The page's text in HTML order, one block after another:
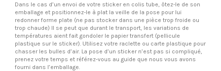
Dans le cas d’un envoi de votre sticker en colis tube, ôtez-le de son
emballage et positionnez-le à plat la veille de la pose pour lui
redonner forme plate (ne pas stocker dans une pièce trop froide ou
trop chaude) Il se peut que durant le transport, les variations de
températures aient fait gondoler le papier transfert (pellicule
plastique sur le sticker). Utilisez votre raclette ou carte plastique pour
chasser les bulles d’air. La pose d’un sticker n’est pas si compliqué,
prenez votre temps et référez-vous au guide que nous vous avons
fourni dans l’emballage.